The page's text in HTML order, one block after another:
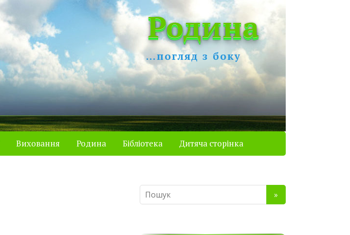
Родина
…погляд з боку
Виховання Родина Бібліотека Дитяча сторінка